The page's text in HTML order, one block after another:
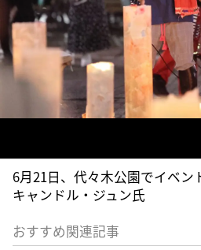
6月21日、代々木公園でイベン
キャンドル・ジュン氏
おすすめ関連記事